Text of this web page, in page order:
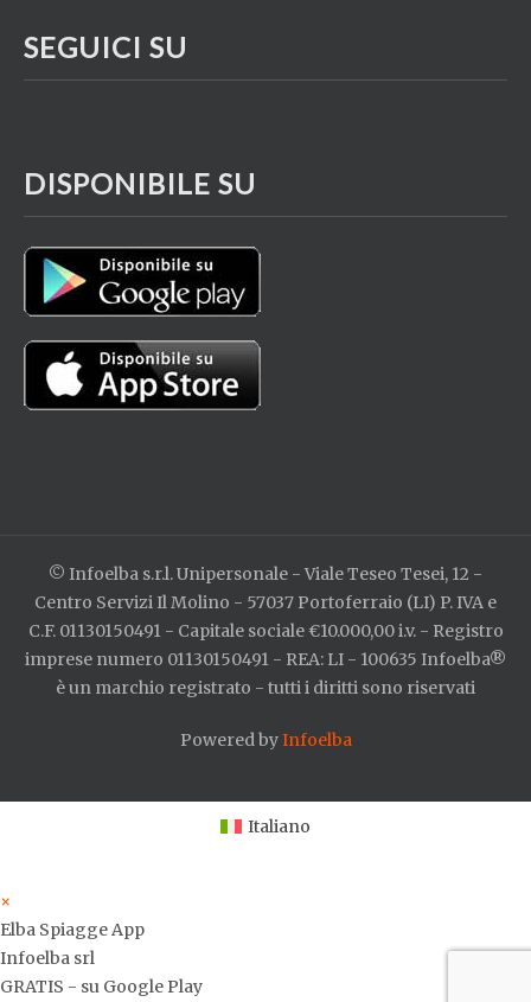
SEGUICI SU
DISPONIBILE SU
© Infoelba s.r.l. Unipersonale - Viale Teseo Tesei, 12 -
Centro Servizi Il Molino - 57037 Portoferraio (LI) P. IVA e
C.F. 01130150491 - Capitale sociale €10.000,00 i.v. - Registro
imprese numero 01130150491 - REA: LI - 100635 Infoelba®
è un marchio registrato - tutti i diritti sono riservati
Powered byInfoelba
Italiano
×
Elba Spiagge App
Infoelba srl
GRATIS - su Google Play